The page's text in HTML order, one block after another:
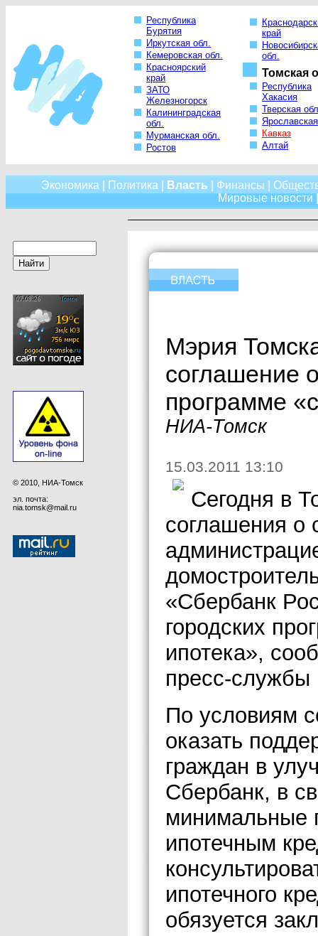
Республика
Бурятия
Иркутская обл.
Кемеровская обл.
Красноярский
край
ЗАТО
Железногорск
Калининградская
обл.
Мурманская обл.
Ростов
край
обл.
Томская
Республика
Хакасия
Тверская
Кавказ
Алтай
Экономика Политика Власть Финансы
Мировые новости
© 2010, НИА-Томск
эл. почта:
nia.tomsk@mail.ru
Мэрия
соглашение
программе
НИА-Томск
15.03.2011 13:10
Сегодня в
соглашения о
«Сбербанк
городских
ипотека»,
пресс-службы
По условиям
оказать
граждан в
Сбербанк, в
минимальные
ипотечным
ипотечного
обязуется